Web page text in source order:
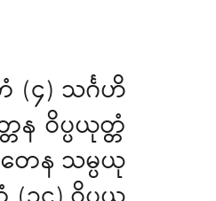
(၄) သင်္ဂဟိ
ဝိပ္ပယုတ္တံ
တေန သမ္ပယု